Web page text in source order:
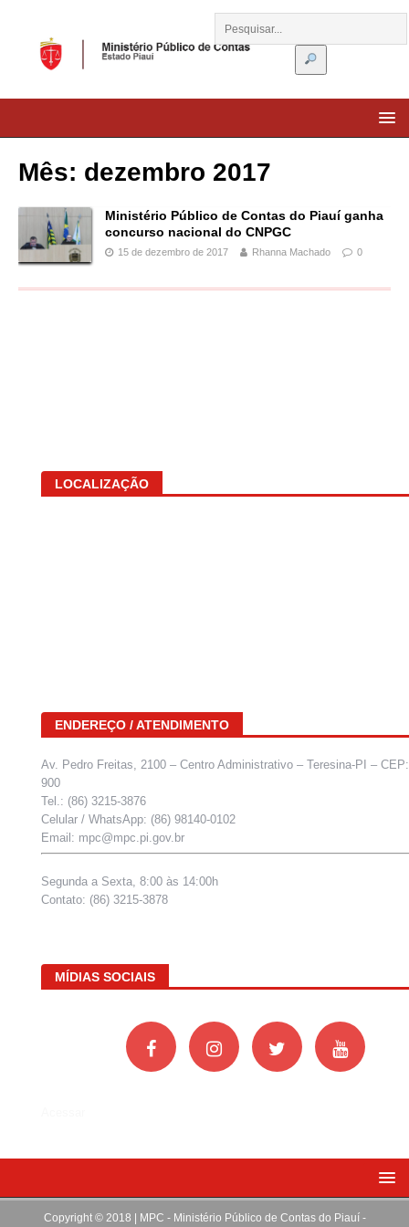
Mês: dezembro 2017
Ministério Público de Contas do Piauí ganha
concurso nacional do CNPGC
15 de dezembro de 2017 Rhanna Machado 0
LOCALIZAÇÃO
ENDEREÇO / ATENDIMENTO
Av. Pedro Freitas, 2100 – Centro Administrativo – Teresina-PI –
900
Tel.: (86) 3215-3876
Celular / WhatsApp: (86) 98140-0102
Email: mpc@mpc.pi.gov.br
Segunda a Sexta, 8:00 às 14:00h
Contato: (86) 3215-3878
MÍDIAS SOCIAIS
Copyright © 2018 | MPC - Ministério Público de Contas do Piauí -